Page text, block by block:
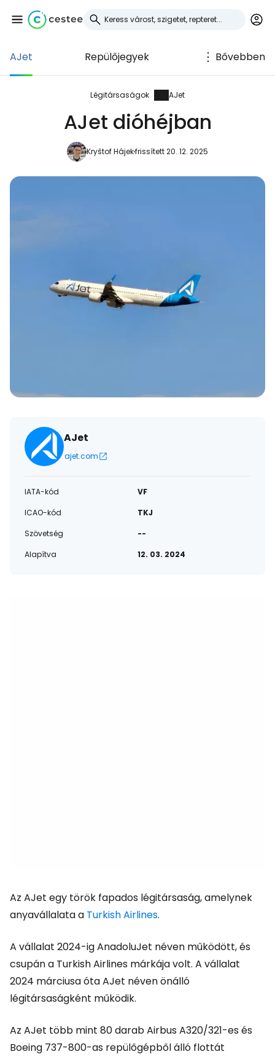
AJet Repülőjegyek Bővebben
Légitársaságok AJet
AJet dióhéjban
Kryštof Hájekfrissített 20. 12. 2025
AJet
ajet.com
IATA-kód
VF
ICAO-kód
TKJ
Szövetség
--
Alapítva
12. 03. 2024
Az AJet egy török fapados légitársaság, amelynek
anyavállalata a Turkish Airlines.
A vállalat 2024-ig AnadoluJet néven működött, és
csupán a Turkish Airlines márkája volt. A vállalat
2024 márciusa óta AJet néven önálló
légitársaságként működik.
Az AJet több mint 80 darab Airbus A320/321-es és
Boeing 737-800-as repülőgépből álló flottát
Bejelentkezés a
Cestee-be
... az utazási közösség világszerte